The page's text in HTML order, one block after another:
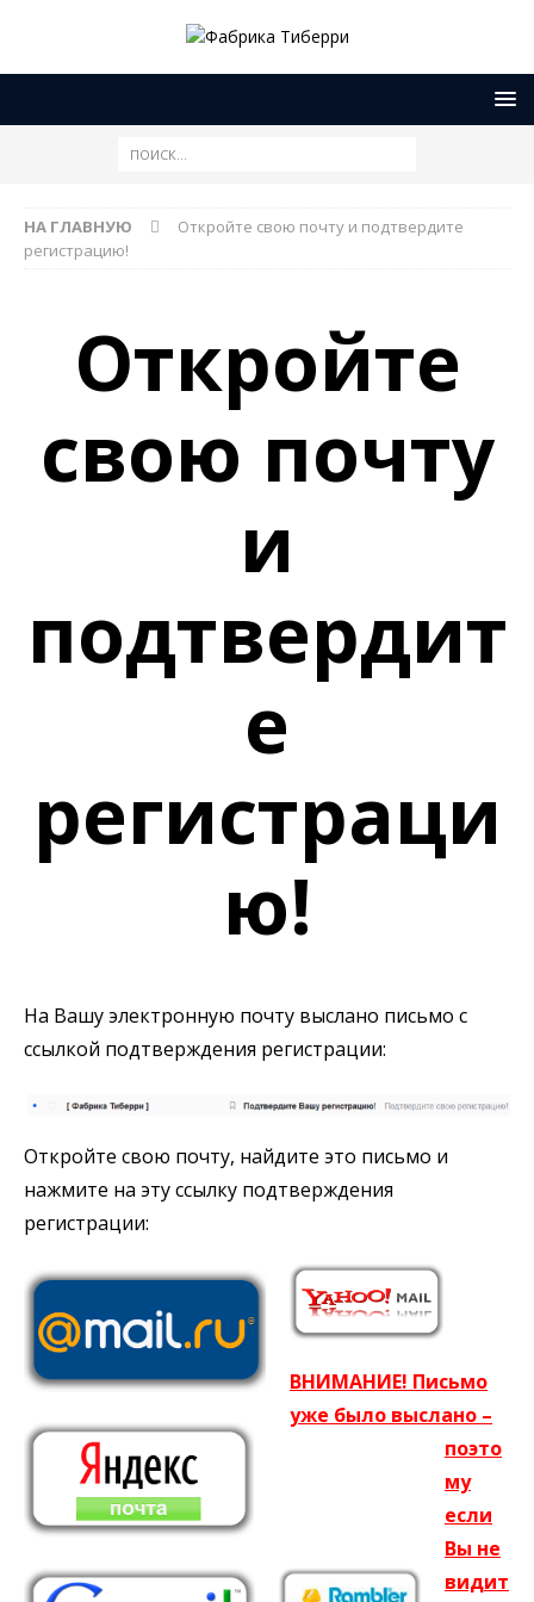
НА ГЛАВНУЮ
Откройте свою почту и подтвердите
регистрацию!
Откройте
свою почту
и
подтвердит
е
регистраци
ю!
На Вашу электронную почту выслано письмо с
ссылкой подтверждения регистрации:
Откройте свою почту, найдите это письмо и
нажмите на эту ссылку подтверждения
регистрации:
ВНИМАНИЕ! Письмо
уже было выслано –
поэто
му
если
Вы не
видит